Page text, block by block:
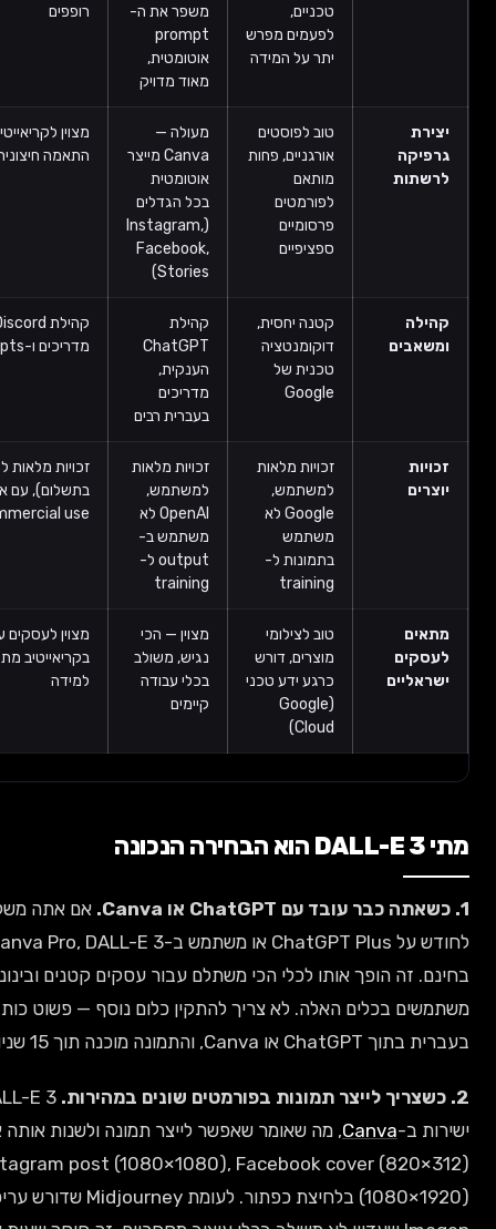
משפר את ה-
prompt
אוטומטית,
רופפים
טוב לפוסטים
אורגניים, פחות
מותאם
מעולה —
Canva מייצר
אוטומטית
בכל הגדלים
(Instagram,
Facebook,
מצוין לקריאייטיב ראשי, דורש
התאמה חיצונית לפורמטים
קטנה יחסית,
דוקומנטציה
קהילת
ChatGPT
הענקית,
מדריכים
קהילת Discord ענקית, אלפי
מדריכים ו-prompts מוכנים
זכויות מלאות
למשתמש,
זכויות מלאות
למשתמש,
משתמש ב-
training
זכויות מלאות למשתמש (מנוי
בתשלום), עם אפשרות ל-
commercial use מלא
טוב לצילומי
מוצרים, דורש
כרגע ידע טכני
מצוין — הכי
נגיש, משולב
בכלי עבודה
קיימים
מצוין לעסקים עם צורך
בקריאייטיב מתקדם, דורש
למידה
אם אתה משלם 20$
לחודש על ChatGPT Plus או משתמש ב-Canva Pro, DALL-E 3 כבר כלול
אותו לכלי הכי משתלם עבור עסקים קטנים ובינוניים שכבר
משתמשים בכלים האלה. לא צריך להתקין כלום נוסף — פשוט כותבים prompt
DALL-E 3 משולב
, מה שאומר שאפשר לייצר תמונה ולשנות אותה אוטומטית ל-
Instagram post (1080×1080), Facebook cover (820×312), ו-Story
(1080×1920) בלחיצת כפתור. לעומת Midjourney שדורש עריכה חיצונית או